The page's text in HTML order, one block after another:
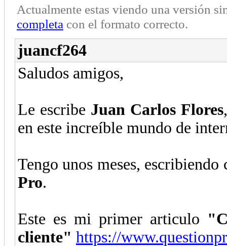
Actualmente estas viendo una versión
completa con el formato correcto.
juancf264
Saludos amigos,
Le escribe Juan Carlos Flores
en este increíble mundo de
Tengo unos meses,
Pro.
Este es mi primer articulo
cliente" https://